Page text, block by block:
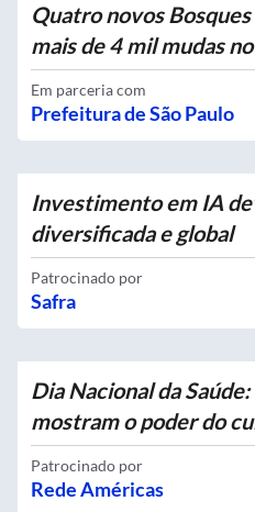
Quatro novos
mais de 4 mil mudas
Em parceria com
Prefeitura de São Paulo
Investimento em IA
diversificada e global
Patrocinado por
Safra
Dia Nacional da
mostram o poder do
Patrocinado por
Rede Américas